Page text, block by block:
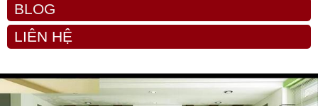
BLOG
LIÊN HỆ